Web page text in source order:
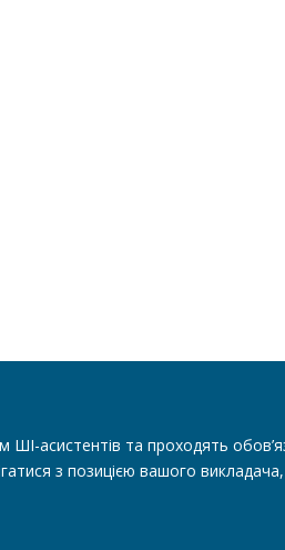
асистентів та проходять
з позицією вашого викладача,